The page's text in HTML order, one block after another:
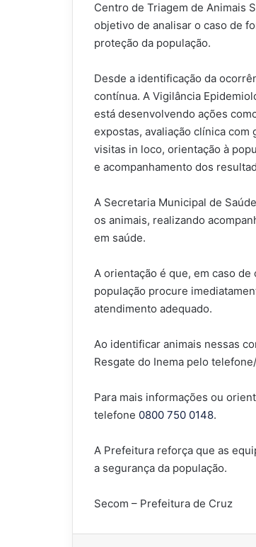
Centro de Triagem de Animais
objetivo de analisar o caso de
proteção da população.
Desde a identificação da
contínua. A Vigilância
está desenvolvendo ações
expostas, avaliação clínica com
visitas in loco, orientação à
e acompanhamento dos
A Secretaria Municipal de
os animais, realizando
em saúde.
A orientação é que, em caso
população procure
atendimento adequado.
Ao identificar animais nessas
Resgate do Inema pelo
Para mais informações ou
telefone 0800 750 0148.
A Prefeitura reforça que as
a segurança da população.
Secom – Prefeitura de Cruz